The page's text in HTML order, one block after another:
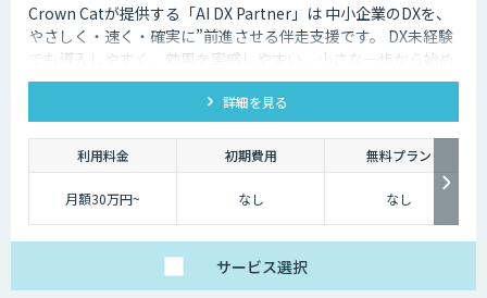
Crown Catが提供する「AI DX Partner」は 中小企業のDXを、
やさしく・速く・確実に”前進させる伴走支援です。 DX未経験
でも導入しやすく、効果を実感しやすい、小さな一歩から始め
るDX支援サービスです。 AI DX Partnerは、大手企業のDX支援
で培ったノウハウをベースに、 地方・中小企業のための“現実
的なDX”を設計・実装・運用まで一貫して支援いたします。 私
たちは、コンサル×開発×AIの力で、現場に寄り添った 『ちょ
うどいいDX』を実現します。
詳細を見る
利用料金 初期費用 無料プラン
月額30万円~ なし なし
サービス選択